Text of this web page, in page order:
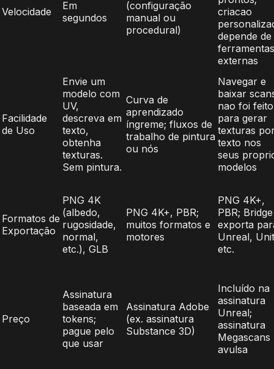
Velocidade
Em
segundos
(configuração
manual ou
procedural)
criacao
depende de
ferramentas
externas
Facilidade
de Uso
Envie um
modelo com
UV,
descreva em
texto,
obtenha
texturas.
Sem pintura.
Curva de
aprendizado
íngreme; fluxos de
trabalho de pintura
ou nós
Navegar e
baixar
nao foi feito
para gerar
texturas
texto nos
seus
modelos
Formatos de
Exportação
PNG 4K
(albedo,
rugosidade,
normal,
etc.), GLB
PNG 4K+, PBR;
muitos formatos e
motores
PNG 4K+,
PBR; Bridge
exporta
Unreal,
etc.
Preço
Assinatura
baseada em
tokens;
pague pelo
que usar
Assinatura Adobe
(ex. assinatura
Substance 3D)
Incluído na
assinatura
Unreal;
assinatura
Megascans
avulsa